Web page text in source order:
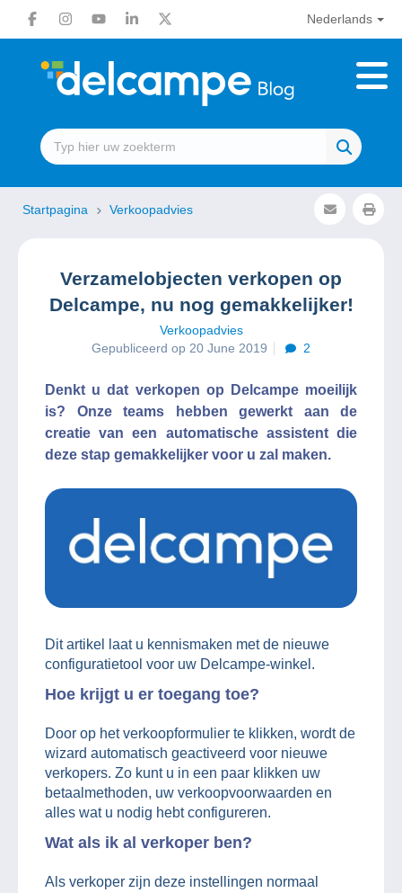
Nederlands
Startpagina Verkoopadvies
Verzamelobjecten verkopen op
Delcampe, nu nog gemakkelijker!
Verkoopadvies
Gepubliceerd op 20 June 2019
2
Denkt u dat verkopen op Delcampe moeilijk
is? Onze teams hebben gewerkt aan de
creatie van een automatische assistent die
deze stap gemakkelijker voor u zal maken.
Dit artikel laat u kennismaken met de nieuwe
configuratietool voor uw Delcampe-winkel.
Hoe krijgt u er toegang toe?
Door op het verkoopformulier te klikken, wordt de
wizard automatisch geactiveerd voor nieuwe
verkopers. Zo kunt u in een paar klikken uw
betaalmethoden, uw verkoopvoorwaarden en
alles wat u nodig hebt configureren.
Wat als ik al verkoper ben?
Als verkoper zijn deze instellingen normaal